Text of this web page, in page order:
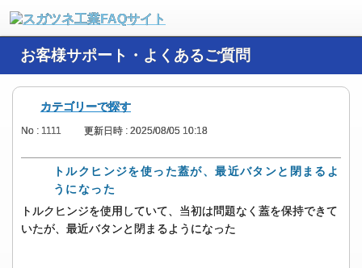
お客様サポート・よくあるご質問
カテゴリーで探す
No : 1111 更新日時 : 2025/08/05 10:18
トルクヒンジを使った蓋が、最近バタンと閉まるよ
うになった
トルクヒンジを使用していて、当初は問題なく蓋を保持できて
いたが、最近バタンと閉まるようになった